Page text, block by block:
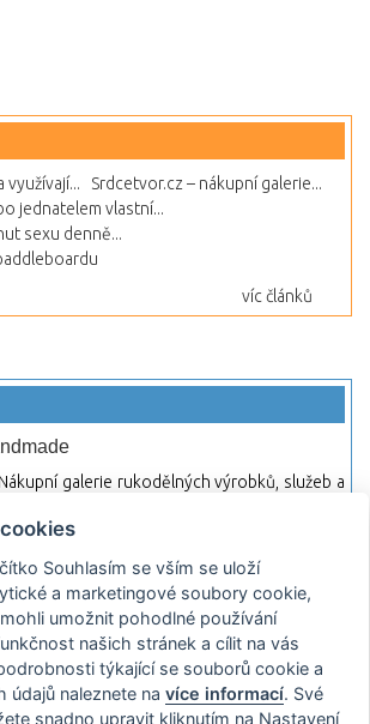
využívají...
Srdcetvor.cz – nákupní galerie...
jednatelem vlastní...
sexu denně...
víc článků
Nákupní galerie rukodělných výrobků, služeb a
začít prodávat nebo jen nakupovat.
Hledej-hosting.cz - webhosting, VPS
webhostingových, multihosting a VPS
hosting programů s možností jejich
vyhledávání a porovnávání.
si jednoduše vhodný hosting.
Souhlasím se vším se uloží
a marketingové soubory cookie,
umožnit pohodlné používání
našich stránek a cílit na vás
týkající se souborů cookie a
údajů naleznete navíce informací. Své
snadno upravit kliknutím na Nastavení